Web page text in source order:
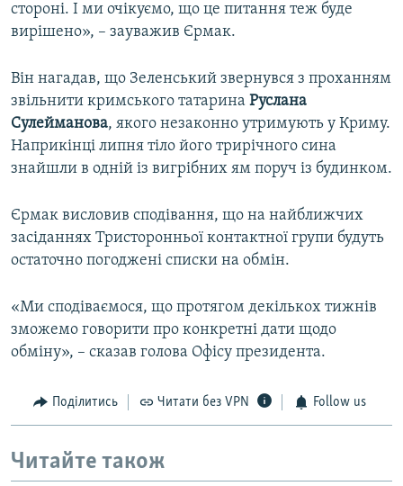
стороні. І ми очікуємо, що це питання теж буде
вирішено», – зауважив Єрмак.
Він нагадав, що Зеленський звернувся з проханням
звільнити кримського татарина Руслана
Сулейманова, якого незаконно утримують у Криму.
Наприкінці липня тіло його трирічного сина
знайшли в одній із вигрібних ям поруч із будинком.
Єрмак висловив сподівання, що на найближчих
засіданнях Тристоронньої контактної групи будуть
остаточно погоджені списки на обмін.
«Ми сподіваємося, що протягом декількох тижнів
зможемо говорити про конкретні дати щодо
обміну», – сказав голова Офісу президента.
Поділитись Читати без VPN Follow us
Читайте також